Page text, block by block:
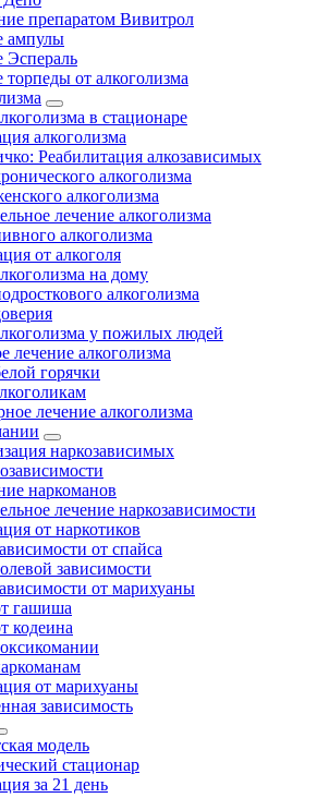
препаратом Вивитрол
ампулы
от алкоголизма
в стационаре
алкоголизма
Реабилитация алкозависимых
алкоголизма
алкоголизма
лечение алкоголизма
алкоголизма
от алкоголя
на дому
алкоголизма
у пожилых людей
лечение алкоголизма
горячки
лечение алкоголизма
наркозависимых
наркоманов
лечение наркозависимости
от наркотиков
от спайса
зависимости
от марихуаны
гашиша
кодеина
от марихуаны
зависимость
модель
стационар
за 21 день